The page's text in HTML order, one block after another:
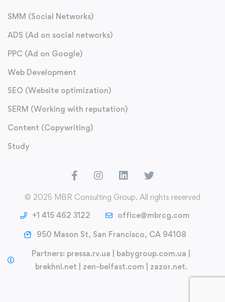
SMM (Social Networks)
ADS (Ad on social networks)
PPC (Ad on Google)
Web Development
SEO (Website optimization)
SERM (Working with reputation)
Content (Copywriting)
Study
© 2025 MBR Consulting Group. All rights reserved
+1 415 462 3122
office@mbrcg.com
950 Mason St, San Francisco, CA 94108
Partners: pressa.rv.ua babygroup.com.ua
brekhni.net
zen-belfast.com zazor.net.